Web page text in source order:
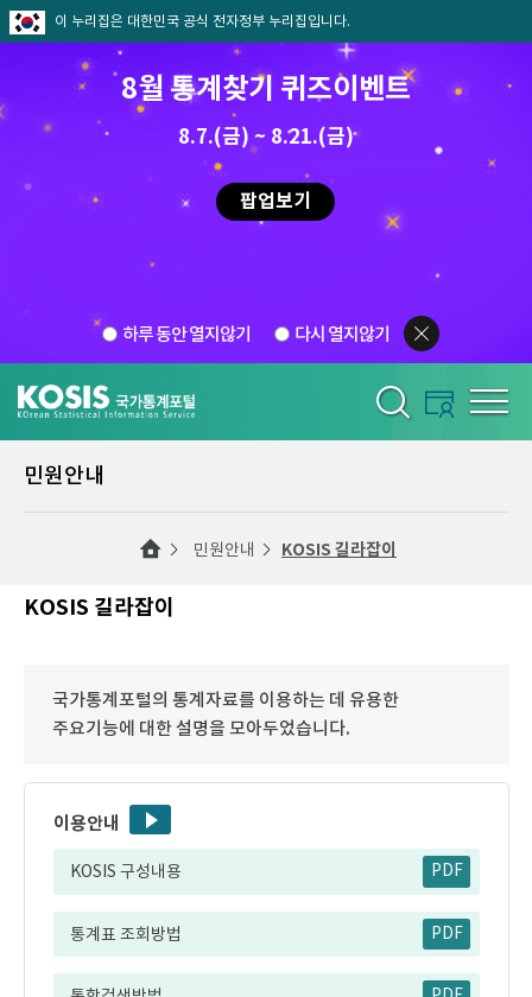
이 누리집은 대한민국 공식 전자정부 누리집입니다.
8월 통계찾기 퀴즈이벤트
8.7.(금) ~ 8.21.(금)
팝업보기
하루 동안 열지않기 다시 열지않기
민원안내
민원안내 KOSIS 길라잡이
KOSIS 길라잡이
국가통계포털의 통계자료를 이용하는 데 유용한
주요기능에 대한 설명을 모아두었습니다.
이용안내
KOSIS 구성내용 PDF
통계표 조회방법 PDF